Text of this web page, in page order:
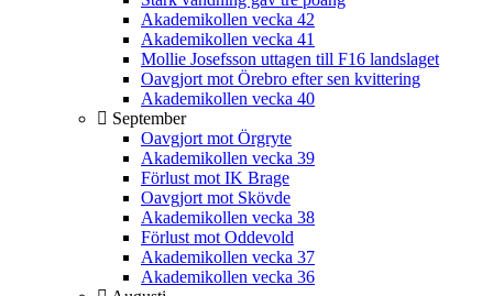
Akademikollen vecka 42
Akademikollen vecka 41
Mollie Josefsson uttagen till F16 landslaget
Oavgjort mot Örebro efter sen kvittering
Akademikollen vecka 40
September
Oavgjort mot Örgryte
Akademikollen vecka 39
Förlust mot IK Brage
Oavgjort mot Skövde
Akademikollen vecka 38
Förlust mot Oddevold
Akademikollen vecka 37
Akademikollen vecka 36